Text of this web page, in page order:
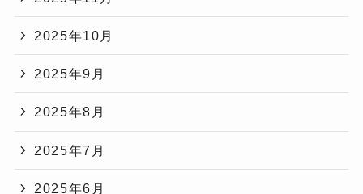
2025年10月
2025年9月
2025年8月
2025年7月
2025年6月